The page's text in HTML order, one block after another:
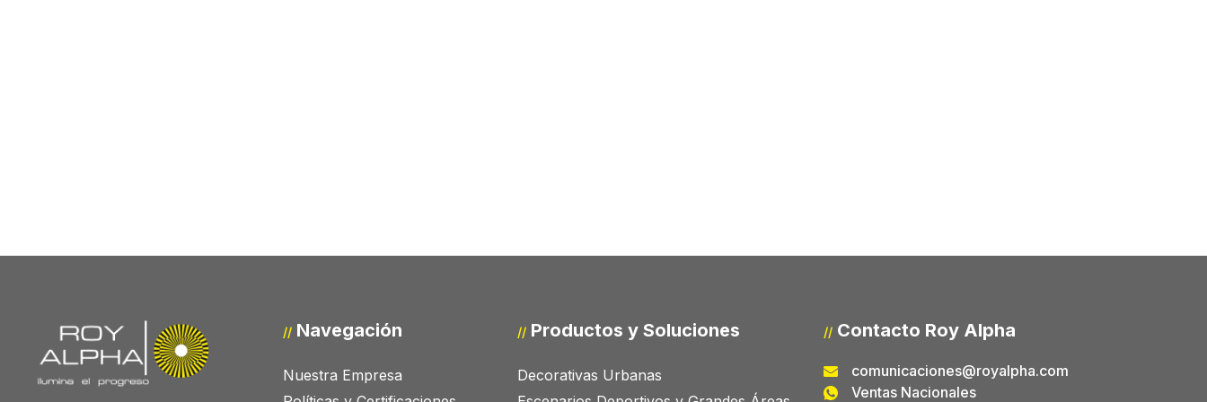
// Navegación
Nuestra Empresa
// Productos y Soluciones
Decorativas Urbanas
// Contacto Roy Alpha
comunicaciones@royalpha.com
Ventas Nacionales